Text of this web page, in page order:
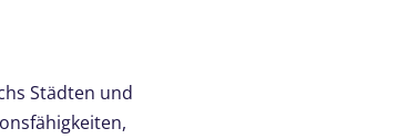
Städten und